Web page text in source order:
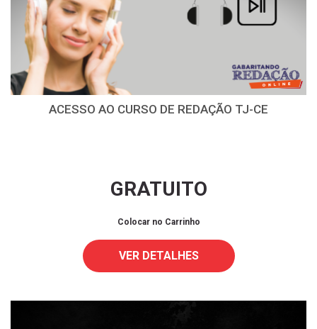
ACESSO AO CURSO DE REDAÇÃO TJ-CE
GRATUITO
Colocar no Carrinho
VER DETALHES